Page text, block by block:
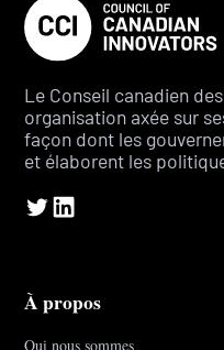
Le Conseil canadien
organisation axée sur
façon dont les
et élaborent les
À propos
Qui nous sommes